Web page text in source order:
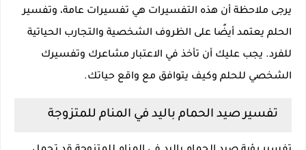
يرجى ملاحظة أن هذه التفسيرات هي تفسيرات عامة، وتفسير
الحلم يعتمد أيضًا على الظروف الشخصية والتجارب الحياتية
للفرد. يجب عليك أن تأخذ في الاعتبار مشاعرك وتفسيرك
الشخصي للحلم وكيف يتوافق مع واقع حياتك.
تفسير صيد الحمام باليد في المنام للمتزوجة